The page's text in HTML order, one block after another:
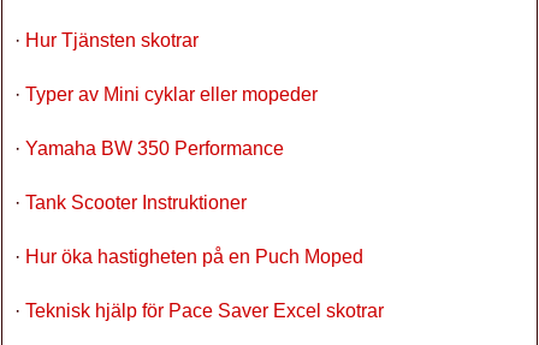
· Hur Tjänsten skotrar
· Typer av Mini cyklar eller mopeder
· Yamaha BW 350 Performance
· Tank Scooter Instruktioner
· Hur öka hastigheten på en Puch Moped
· Teknisk hjälp för Pace Saver Excel skotrar